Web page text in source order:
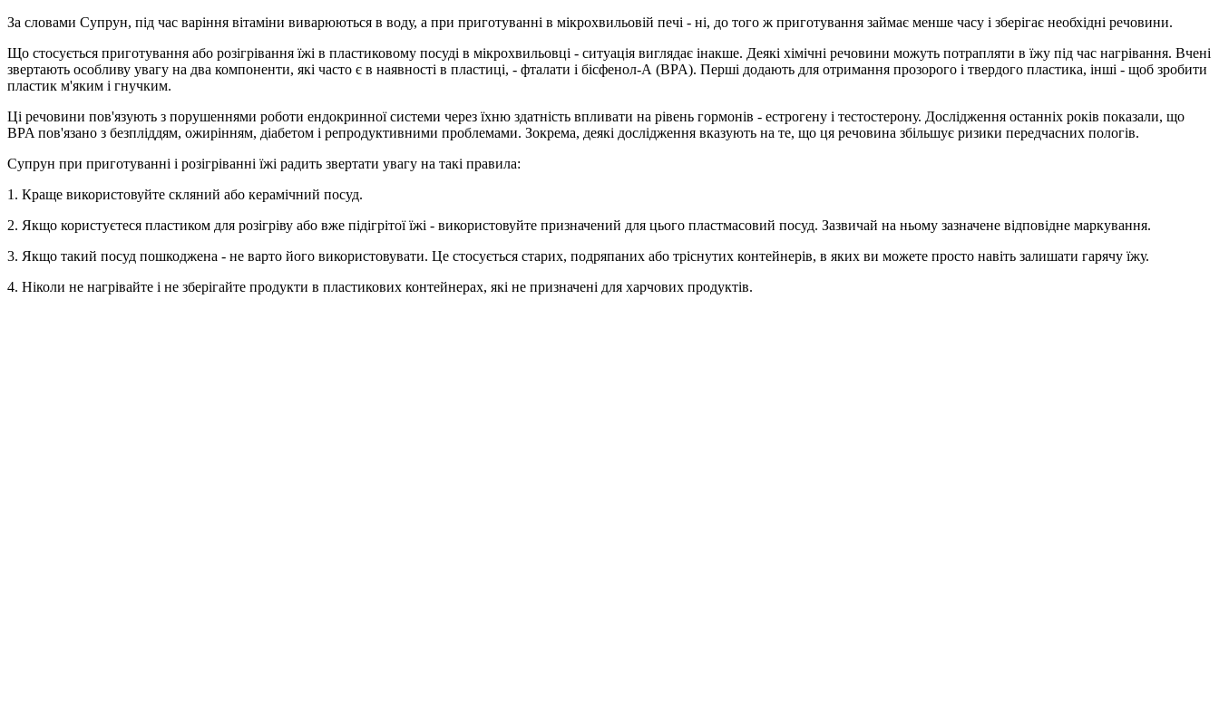
За словами Супрун, під час варіння вітаміни виварюються в воду, а при приготуванні в мікрохвильовій печі - ні, до того ж приготування займає менше часу і зберігає необхідні речовини.
Що стосується приготування або розігрівання їжі в пластиковому посуді в мікрохвильовці - ситуація виглядає інакше. Деякі хімічні речовини можуть потрапляти в їжу під час нагрівання. Вчені
звертають особливу увагу на два компоненти, які часто є в наявності в пластиці, - фталати і бісфенол-А (BPA). Перші додають для отримання прозорого і твердого пластика, інші - щоб зробити
пластик м'яким і гнучким.
Ці речовини пов'язують з порушеннями роботи ендокринної системи через їхню здатність впливати на рівень гормонів - естрогену і тестостерону. Дослідження останніх років показали, що
BPA пов'язано з безпліддям, ожирінням, діабетом і репродуктивними проблемами. Зокрема, деякі дослідження вказують на те, що ця речовина збільшує ризики передчасних пологів.
Супрун при приготуванні і розігріванні їжі радить звертати увагу на такі правила:
1. Краще використовуйте скляний або керамічний посуд.
2. Якщо користуєтеся пластиком для розігріву або вже підігрітої їжі - використовуйте призначений для цього пластмасовий посуд. Зазвичай на ньому зазначене відповідне маркування.
3. Якщо такий посуд пошкоджена - не варто його використовувати. Це стосується старих, подряпаних або тріснутих контейнерів, в яких ви можете просто навіть залишати гарячу їжу.
4. Ніколи не нагрівайте і не зберігайте продукти в пластикових контейнерах, які не призначені для харчових продуктів.